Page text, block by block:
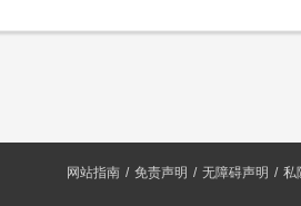
网站指南 免责声明 无障碍声明 私